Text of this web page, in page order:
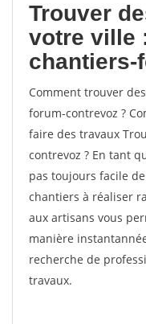
Trouver
votre ville
chantiers-
Comment trouver
forum-contrevoz ?
faire des travaux
contrevoz ? En tant
pas toujours facile
chantiers à réaliser
aux artisans vous
manière
recherche de
travaux.